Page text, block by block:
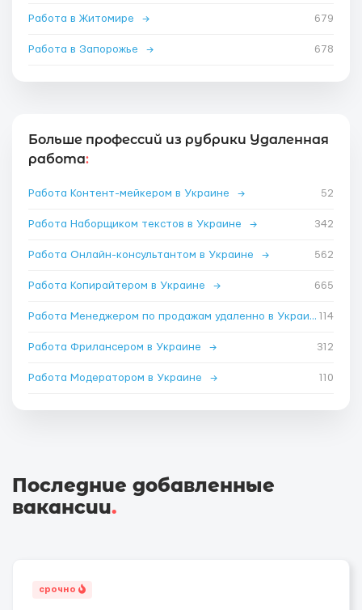
Работа в Житомире → 679
Работа в Запорожье → 678
Больше профессий из рубрики Удаленная
работа:
Работа Контент-мейкером в Украине → 52
Работа Наборщиком текстов в Украине → 342
Работа Онлайн-консультантом в Украине → 562
Работа Копирайтером в Украине → 665
Работа Менеджером по продажам удаленно в Украине →
114
Работа Фрилансером в Украине → 312
Работа Модератором в Украине → 110
Последние добавленные
вакансии.
срочно